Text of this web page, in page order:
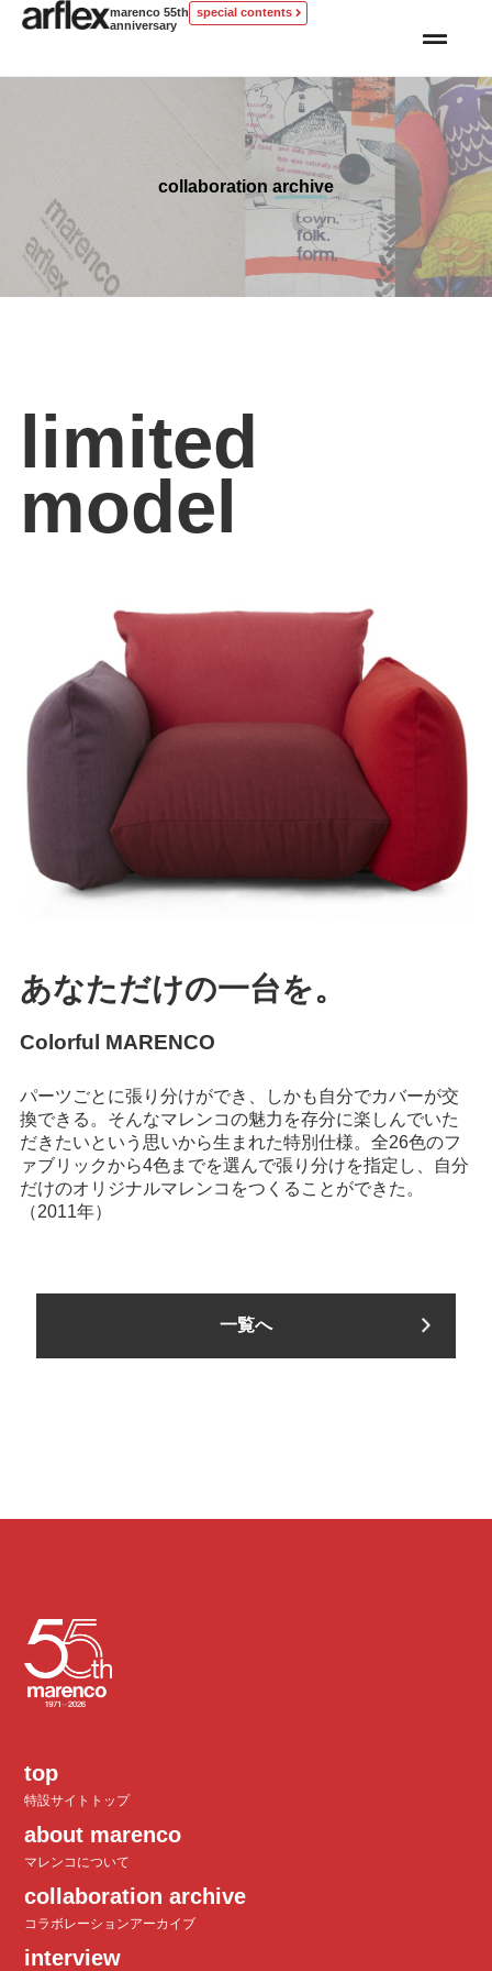
marenco 55th
anniversary
special contents
collaboration archive
limited
model
あなただけの一台を。
Colorful MARENCO
パーツごとに張り分けができ、しかも自分でカバーが交
換できる。そんなマレンコの魅力を存分に楽しんでいた
だきたいという思いから生まれた特別仕様。全26色のフ
ァブリックから4色までを選んで張り分けを指定し、自分
だけのオリジナルマレンコをつくることができた。
（2011年）
一覧へ
top
特設サイトトップ
about marenco
マレンコについて
collaboration archive
コラボレーションアーカイブ
interview